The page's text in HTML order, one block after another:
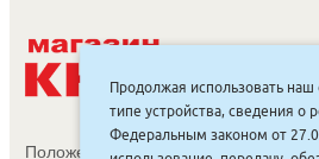
Положение об обработке и защите
Продолжая использовать наш
типе устройства, сведения о
Федеральным законом от